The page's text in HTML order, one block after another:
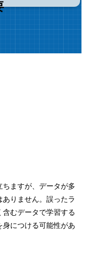
ますが、データが多
りません。誤ったラ
むデータで学習する
身につける可能性があ